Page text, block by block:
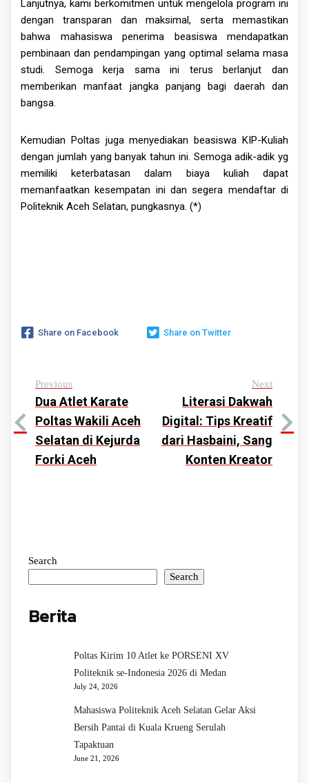
Lanjutnya, kami berkomitmen untuk mengelola program ini
dengan transparan dan maksimal, serta memastikan
bahwa mahasiswa penerima beasiswa mendapatkan
pembinaan dan pendampingan yang optimal selama masa
studi. Semoga kerja sama ini terus berlanjut dan
memberikan manfaat jangka panjang bagi daerah dan
bangsa.
Kemudian Poltas juga menyediakan beasiswa KIP-Kuliah
dengan jumlah yang banyak tahun ini. Semoga adik-adik yg
memiliki keterbatasan dalam biaya kuliah dapat
memanfaatkan kesempatan ini dan segera mendaftar di
Politeknik Aceh Selatan, pungkasnya. (*)
Share on Facebook Share on Twitter
Previous
Dua Atlet Karate
Poltas Wakili Aceh
Selatan di Kejurda
Forki Aceh
Next
Literasi Dakwah
Digital: Tips Kreatif
dari Hasbaini, Sang
Konten Kreator
Search
Search
Berita
Poltas Kirim 10 Atlet ke PORSENI XV
Politeknik se-Indonesia 2026 di Medan
July 24, 2026
Mahasiswa Politeknik Aceh Selatan Gelar Aksi
Bersih Pantai di Kuala Krueng Serulah
Tapaktuan
June 21, 2026